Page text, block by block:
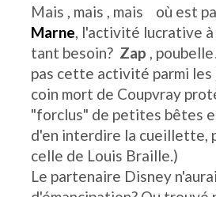
Mais , mais , mais où est
Marne , l'activité lucrative
tant besoin? Zap ,
pas cette activité parmi
coin mort de Coupvray
"forclus" de petites bêtes
d'en interdire la cueillette,
celle de Louis Braille.)
Le partenaire Disney